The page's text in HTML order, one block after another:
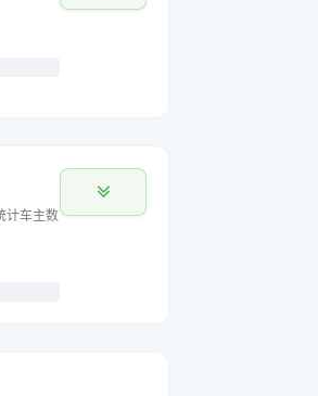
计车主数